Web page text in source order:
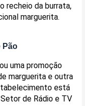
recheio da burrata,
marguerita.
Pão
uma promoção
marguerita e outra
está
de Rádio e TV